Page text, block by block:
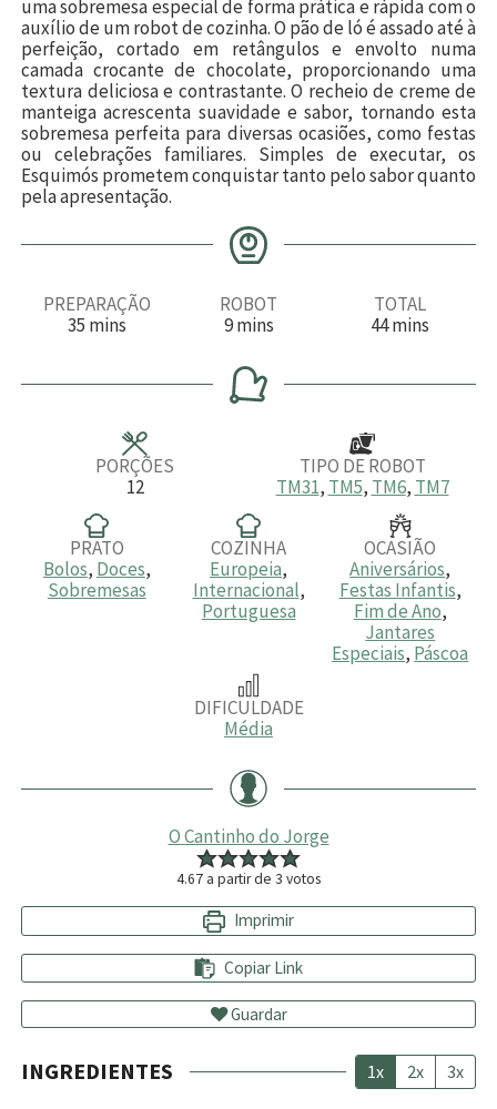
uma sobremesa especial de forma prática e rápida com o
auxílio de um robot de cozinha. O pão de ló é assado até à
perfeição, cortado em retângulos e envolto numa
camada crocante de chocolate, proporcionando uma
textura deliciosa e contrastante. O recheio de creme de
manteiga acrescenta suavidade e sabor, tornando esta
sobremesa perfeita para diversas ocasiões, como festas
ou celebrações familiares. Simples de executar, os
Esquimós prometem conquistar tanto pelo sabor quanto
pela apresentação.
PREPARAÇÃO
35m
u
mins
ROBOT
9m
n
u
t
mins
TOTAL
44m
u
mins
PORÇÕES
12
TIPO DE ROBOT
TM31, TM5, TM6, TM7
PRATO
Bolos, Doces,
Sobremesas
COZINHA
Europeia,
Internacional,
Portuguesa
OCASIÃO
Aniversários,
Festas Infantis,
Fim de Ano,
Jantares
Especiais, Páscoa
DIFICULDADE
Média
O Cantinho do Jorge
4.67 a partir de 3 votos
Imprimir
Copiar Link
Guardar
INGREDIENTES 1x 2x 3x